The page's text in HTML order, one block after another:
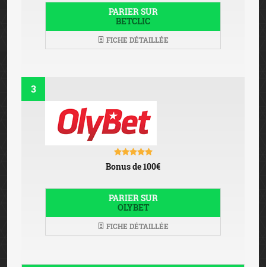
PARIER SUR
BETCLIC
FICHE DÉTAILLÉE
3
Bonus de 100€
PARIER SUR
OLYBET
FICHE DÉTAILLÉE